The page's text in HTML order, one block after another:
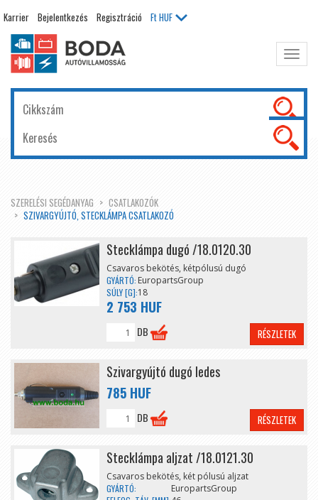
Karrier Bejelentkezés Regisztráció FtHUF
SZERELÉSI SEGÉDANYAG
CSATLAKOZÓK
SZIVARGYÚJTÓ, STECKLÁMPA CSATLAKOZÓ
Stecklámpa dugó /18.0120.30
Csavaros bekötés, kétpólusú dugó
GYÁRTÓ: EuropartsGroup
SÚLY [G]:18
2 753 HUF
DB RÉSZLETEK
Szivargyújtó dugó ledes
785 HUF
DB RÉSZLETEK
Stecklámpa aljzat /18.0121.30
Csavaros bekötés, két pólusú aljzat
GYÁRTÓ:
EuropartsGroup